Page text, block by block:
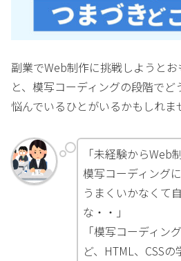
副業でWeb制作に挑戦しようと
と、模写コーディングの段階で
悩んでいるひとがいるかもしれま
「未経験からWeb
模写コーディング
うまくいかなくて
な・・」
「模写コーディン
ど、HTML、CSS